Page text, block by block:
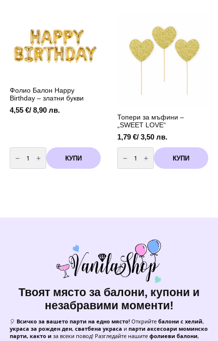
Фолио Балон Happy
Birthday – златни букви
4,55 €/ 8,90 лв.
количество
за
Фолио
Балон
КУПИ
Топери за мъфини –
„SWEET LOVE“
1,79 €/ 3,50 лв.
количество
за
Топери
за
КУПИ
Твоят място за балони, купони и
незабравими моменти!
🎈 Всичко за вашето парти на едно място! Открийте балони с хелий,
украса за рожден ден, сватбена украса и парти аксесоари моминско
парти, както и за всеки повод! Разгледайте нашите фолиеви балони,